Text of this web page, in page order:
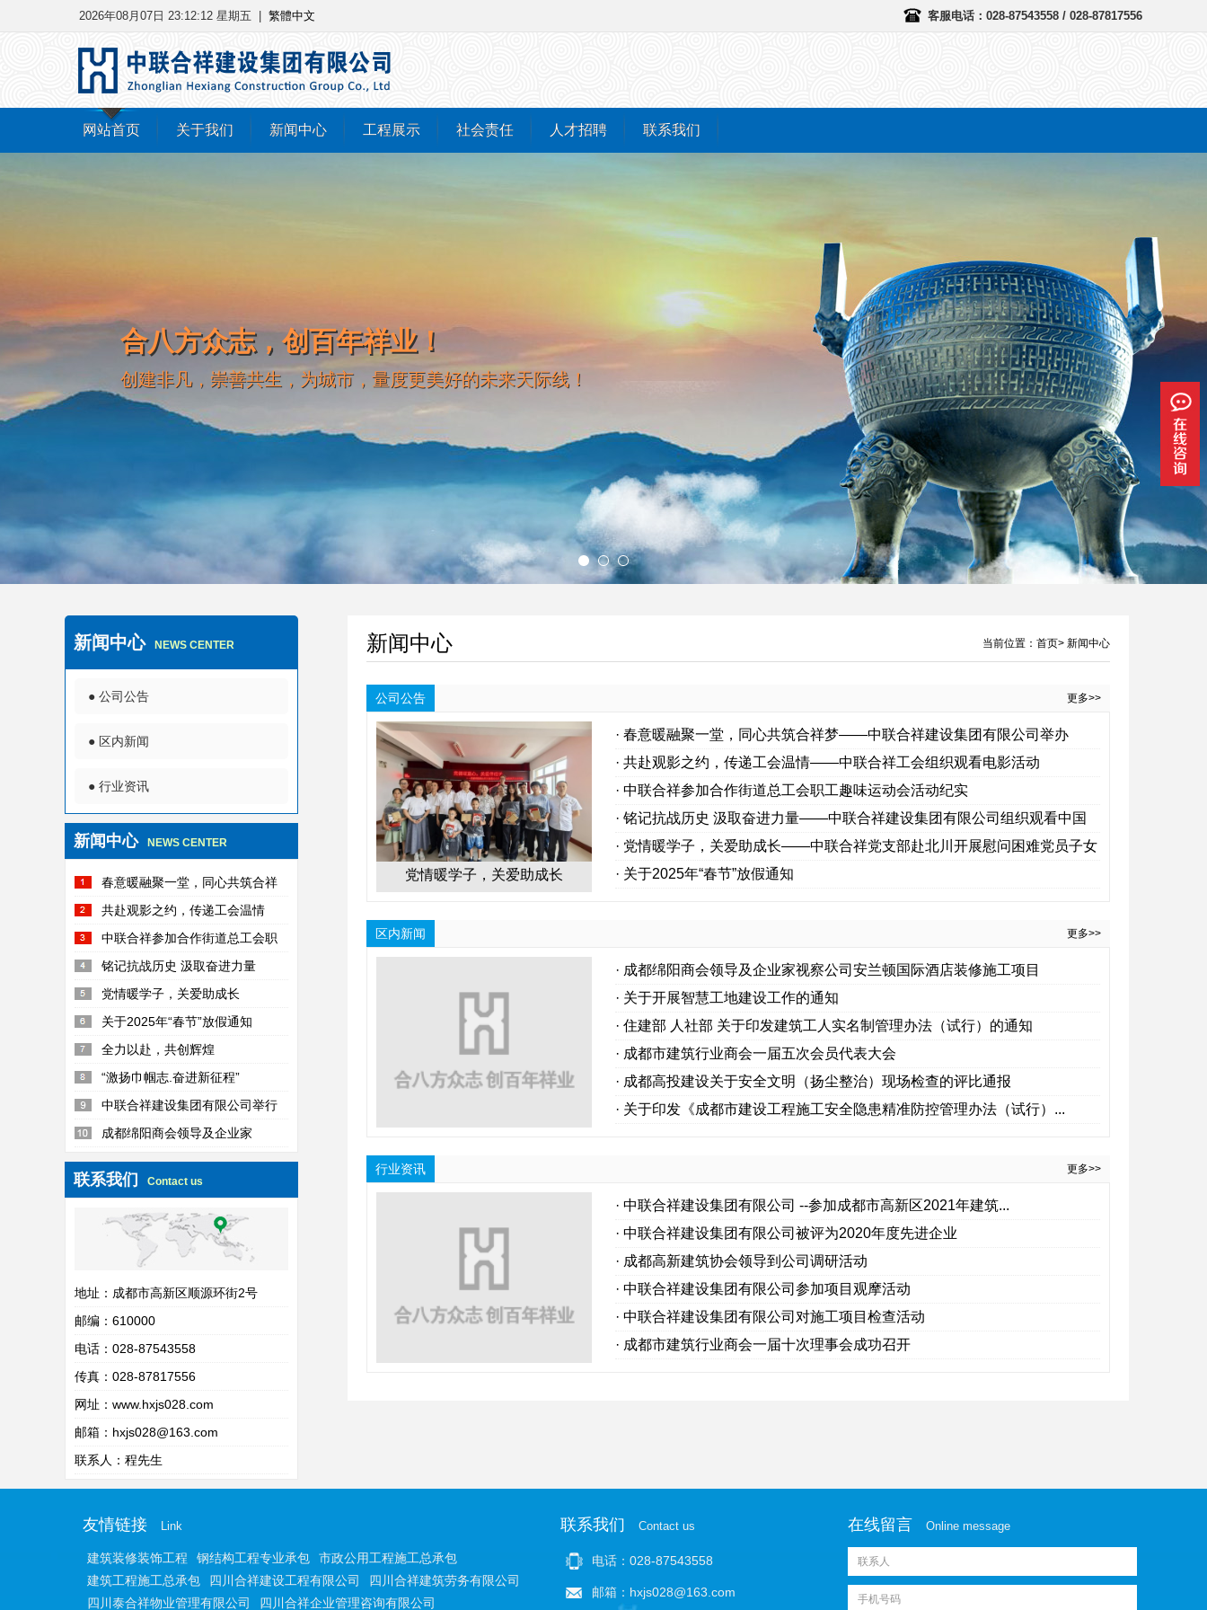
2026年08月07日 23:12:13 星期五 繁體中文 客服电话：028-87543558 / 028-87817556
网站首页 关于我们 新闻中心 工程展示 社会责任 人才招聘 联系我们
诚信做人、踏实做事、铸造百年企业
以人为本、健康发展、与时俱进、安全第一、追求卓越；
新闻中心 NEWS CENTER
● 公司公告
● 区内新闻
● 行业资讯
新闻中心 NEWS CENTER
春意暖融聚一堂，同心共筑合祥
梦
共赴观影之约，传递工会温情
中联合祥参加合作街道总工会职
工趣味运动会活动纪实
铭记抗战历史 汲取奋进力量
党情暖学子，关爱助成长
关于2025年“春节”放假通知
全力以赴，共创辉煌
“激扬巾帼志.奋进新征程”
中联合祥建设集团有限公司举行
新春团拜会
成都绵阳商会领导及企业家
联系我们 Contact us
地址：成都市高新区顺源环街2号
邮编：610000
电话：028-87543558
传真：028-87817556
网址： www.hxjs028.com
邮箱：hxjs028@163.com
联系人：程先生
新闻中心 当前位置： 首页> 新闻中心
公司公告 更多>>
党情暖学子，关爱助成长
· 春意暖融聚一堂，同心共筑合祥梦——中联合祥建设集团有限公司举办
2026年新春团拜会
· 共赴观影之约，传递工会温情——中联合祥工会组织观看电影活动
· 中联合祥参加合作街道总工会职工趣味运动会活动纪实
· 铭记抗战历史 汲取奋进力量——中联合祥建设集团有限公司组织观看中国
人民抗日战争暨世界反法西斯战争胜利80周年直播活动
· 党情暖学子，关爱助成长——中联合祥党支部赴北川开展慰问困难党员子女
代表党建活动
· 关于2025年“春节”放假通知
区内新闻 更多>>
· 成都绵阳商会领导及企业家视察公司安兰顿国际酒店装修施工项目
· 关于开展智慧工地建设工作的通知
· 住建部 人社部 关于印发建筑工人实名制管理办法（试行）的通知
· 成都市建筑行业商会一届五次会员代表大会
· 成都高投建设关于安全文明（扬尘整治）现场检查的评比通报
· 关于印发《成都市建设工程施工安全隐患精准防控管理办法（试行）...
行业资讯 更多>>
· 中联合祥建设集团有限公司 --参加成都市高新区2021年建筑...
· 中联合祥建设集团有限公司被评为2020年度先进企业
· 成都高新建筑协会领导到公司调研活动
· 中联合祥建设集团有限公司参加项目观摩活动
· 中联合祥建设集团有限公司对施工项目检查活动
· 成都市建筑行业商会一届十次理事会成功召开
友情链接 Link
建筑装修装饰工程 钢结构工程专业承包
市政公用工程施工总承包
建筑工程施工总承包
四川合祥建设工程有限公司
四川合祥建筑劳务有限公司
四川泰合祥物业管理有限公司
四川合祥企业管理咨询有限公司
在线留言 Online message
联系我们 Contact us
电话：028-87543558
邮箱：hxjs028@163.com